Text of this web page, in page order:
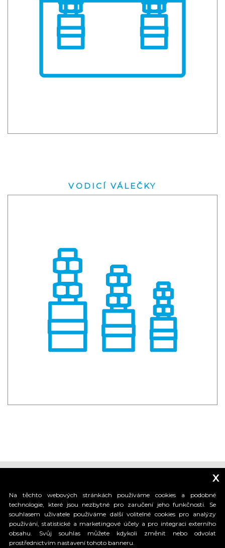
VODICÍ VÁLEČKY
_____________________________
x
Na těchto webových stránkách používáme cookies a podobné
technologie, které jsou nezbytné pro zaručení jeho funkčnosti. Se
souhlasem uživatele používáme další volitelné cookies pro analýzy
používání, statistické a marketingové účely a pro integraci externího
obsahu. Svůj souhlas můžete kdykoli změnit nebo odvolat
prostřednictvím nastavení tohoto banneru.